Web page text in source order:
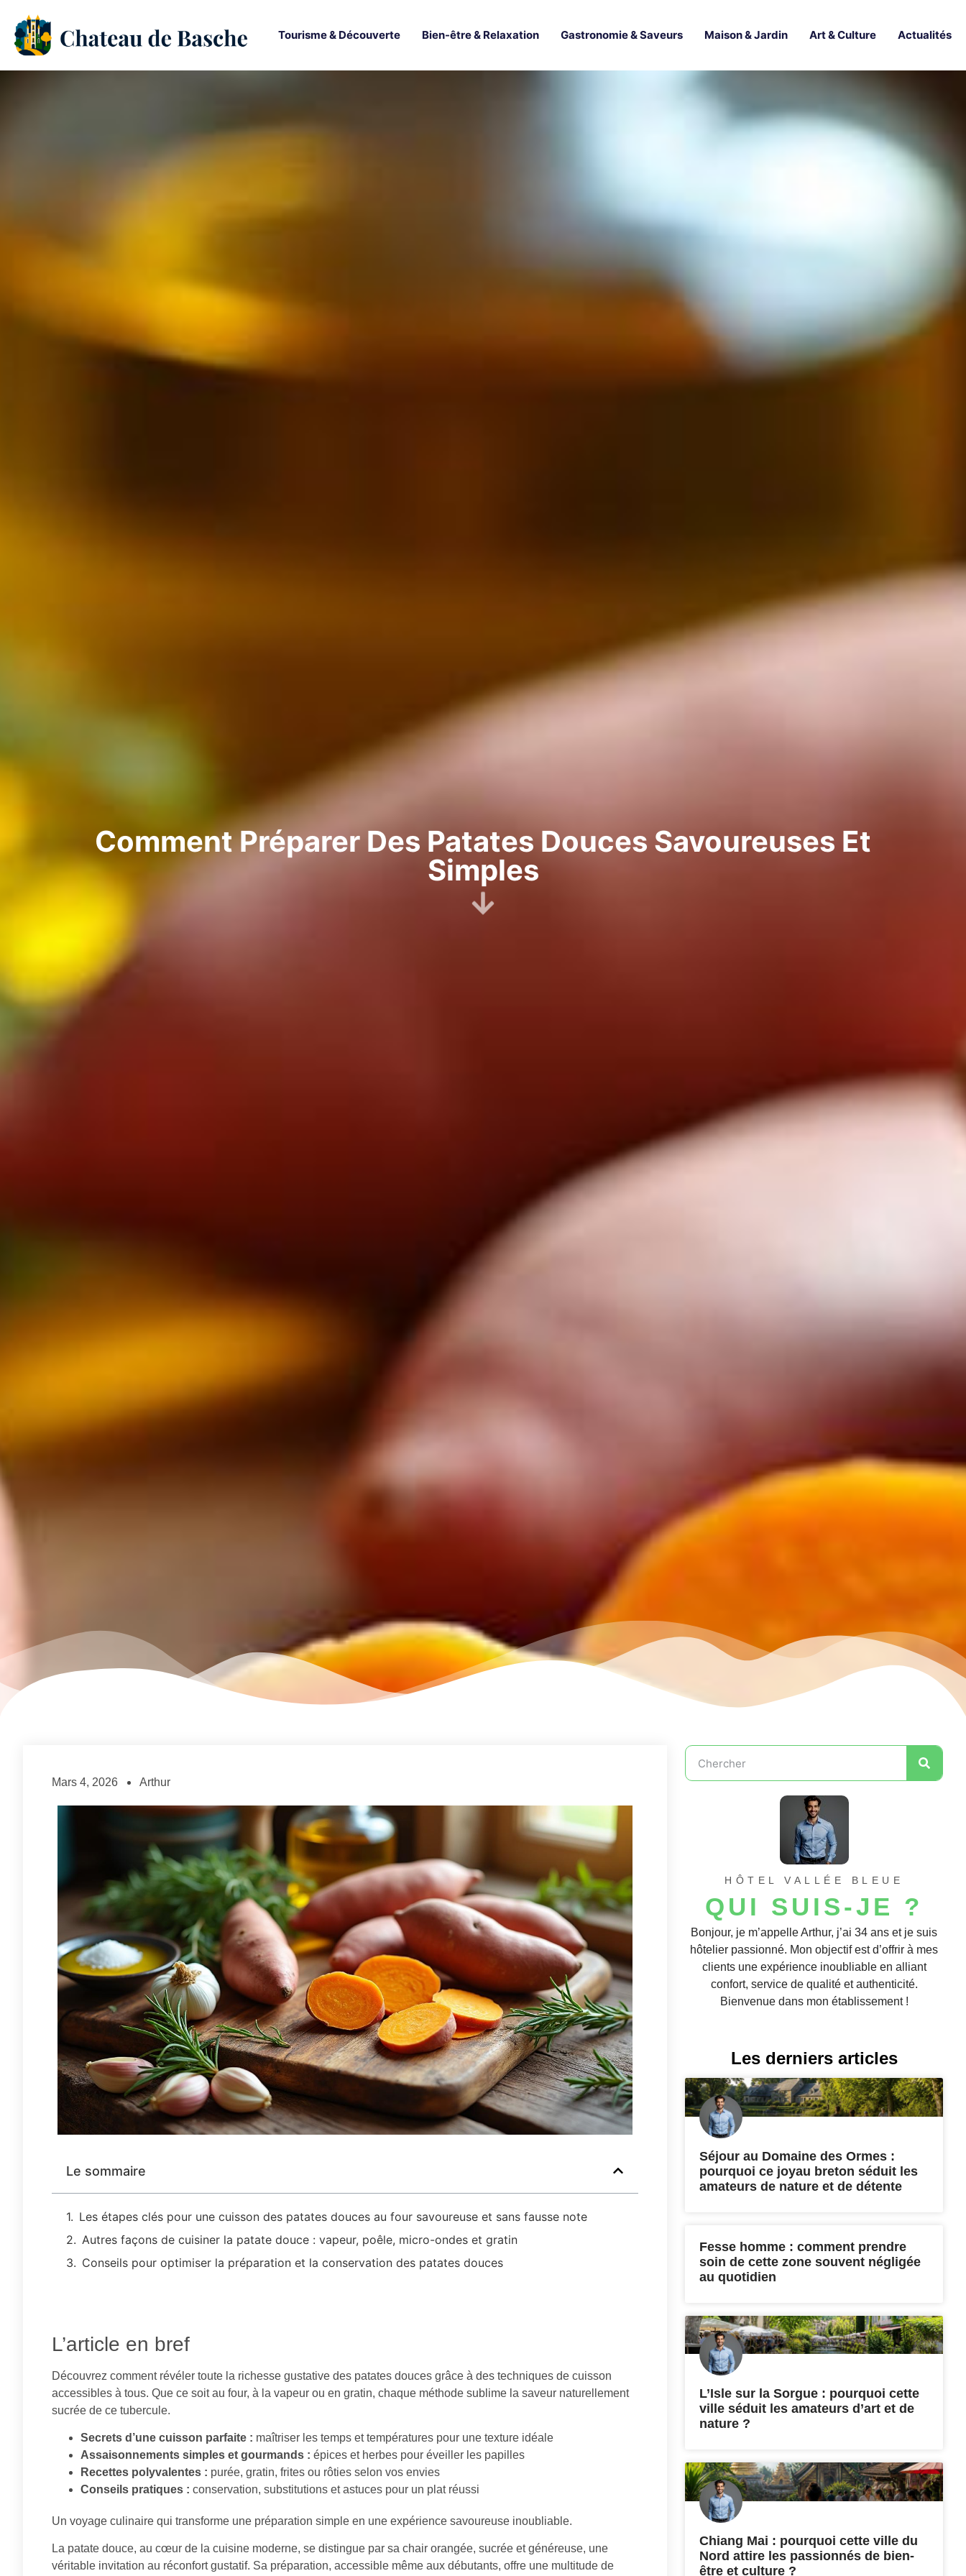
Tourisme & Découverte Bien-être & Relaxation Gastronomie & Saveurs Maison & Jardin Art & Culture Actualités
Comment Préparer Des Patates Douces Savoureuses Et
Simples
Mars 4, 2026 Arthur
Le sommaire
Les étapes clés pour une cuisson des patates douces au four savoureuse et sans fausse note
Autres façons de cuisiner la patate douce : vapeur, poêle, micro-ondes et gratin
Conseils pour optimiser la préparation et la conservation des patates douces
L’article en bref
Découvrez comment révéler toute la richesse gustative des patates douces grâce à des techniques de cuisson
accessibles à tous. Que ce soit au four, à la vapeur ou en gratin, chaque méthode sublime la saveur naturellement
sucrée de ce tubercule.
Secrets d’une cuisson parfaite : maîtriser les temps et températures pour une texture idéale
Assaisonnements simples et gourmands : épices et herbes pour éveiller les papilles
Recettes polyvalentes : purée, gratin, frites ou rôties selon vos envies
Conseils pratiques : conservation, substitutions et astuces pour un plat réussi
Un voyage culinaire qui transforme une préparation simple en une expérience savoureuse inoubliable.
La patate douce, au cœur de la cuisine moderne, se distingue par sa chair orangée, sucrée et généreuse, une
véritable invitation au réconfort gustatif. Sa préparation, accessible même aux débutants, offre une multitude de
HÔTEL VALLÉE BLEUE
QUI SUIS-JE ?
Bonjour, je m’appelle Arthur, j’ai 34 ans et je suis
hôtelier passionné. Mon objectif est d’offrir à mes
clients une expérience inoubliable en alliant
confort, service de qualité et authenticité.
Bienvenue dans mon établissement !
Les derniers articles
Séjour au Domaine des Ormes :
pourquoi ce joyau breton séduit les
amateurs de nature et de détente
Fesse homme : comment prendre
soin de cette zone souvent négligée
au quotidien
L’Isle sur la Sorgue : pourquoi cette
ville séduit les amateurs d’art et de
nature ?
Chiang Mai : pourquoi cette ville du
Nord attire les passionnés de bien-
être et culture ?